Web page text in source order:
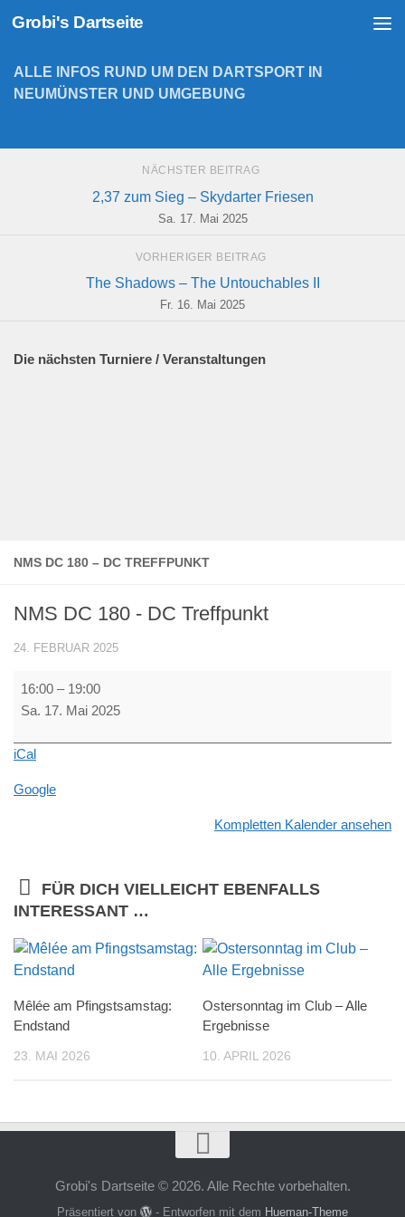
Zum Inhalt springen
Grobi's Dartseite
NMS DC 180 – DC TREFFPUNKT
NMS DC 180 - DC Treffpunkt
24. FEBRUAR 2025
NMS
DC
-
Treffpunkt
16:00 – 19:00
Sa. 17. Mai 2025
iCal
Google
Kompletten Kalender ansehen
FÜR DICH VIELLEICHT EBENFALLS
INTERESSANT …
Mêlée am Pfingstsamstag:
Endstand
23. MAI 2026
Ostersonntag im Club – Alle
Ergebnisse
10. APRIL 2026
ALLE INFOS RUND UM DEN DARTSPORT IN
NEUMÜNSTER UND UMGEBUNG
NÄCHSTER BEITRAG
2,37 zum Sieg – Skydarter Friesen
Sa. 17. Mai 2025
VORHERIGER BEITRAG
The Shadows – The Untouchables II
Fr. 16. Mai 2025
Die nächsten Turniere / Veranstaltungen
Grobi's Dartseite © 2026. Alle Rechte vorbehalten.
Präsentiert von - Entworfen mit dem Hueman-Theme